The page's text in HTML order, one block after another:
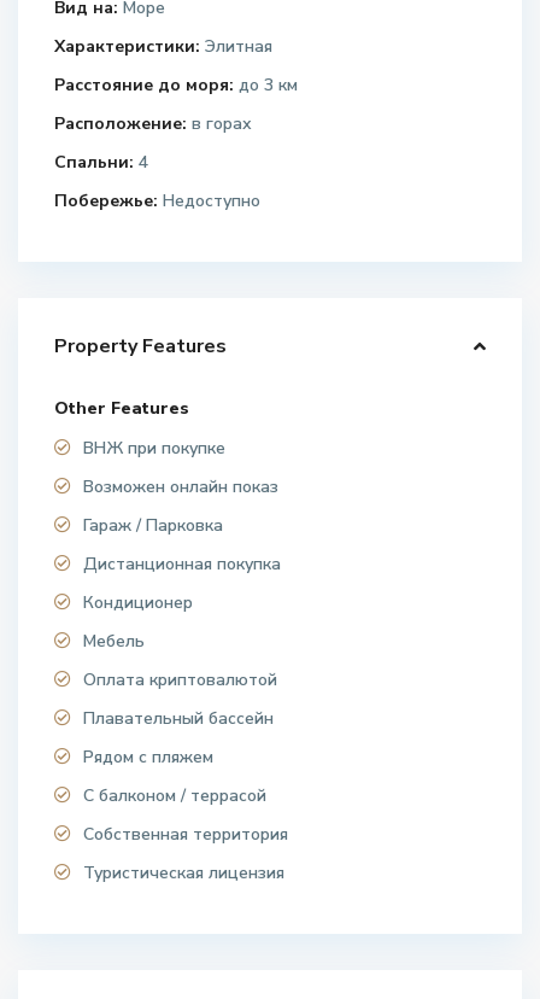
Вид на: Море
Характеристики: Элитная
Расстояние до моря: до 3 км
Расположение: в горах
Спальни: 4
Побережье: Недоступно
Property Features
Other Features
ВНЖ при покупке
Возможен онлайн показ
Гараж / Парковка
Дистанционная покупка
Кондиционер
Мебель
Оплата криптовалютой
Плавательный бассейн
Рядом с пляжем
С балконом / террасой
Собственная территория
Туристическая лицензия